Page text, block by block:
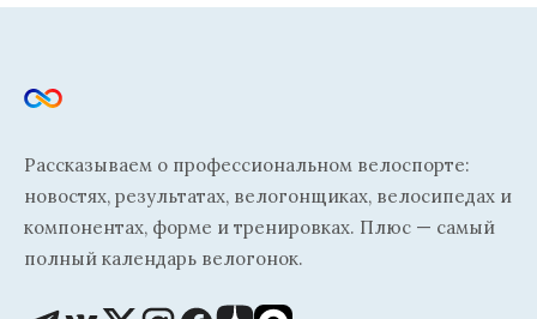
Рассказываем о профессиональном велоспорте:
новостях, результатах, велогонщиках, велосипедах и
компонентах, форме и тренировках. Плюс — самый
полный календарь велогонок.